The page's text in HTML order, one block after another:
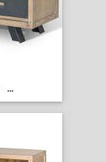
...